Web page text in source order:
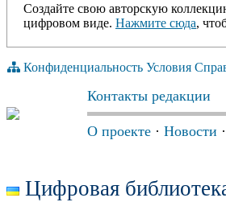
Создайте свою авторскую
цифровом виде. Нажмите сюда,
Конфиденциальность Условия
Контакты редакции
О проекте · Новости ·
Цифровая